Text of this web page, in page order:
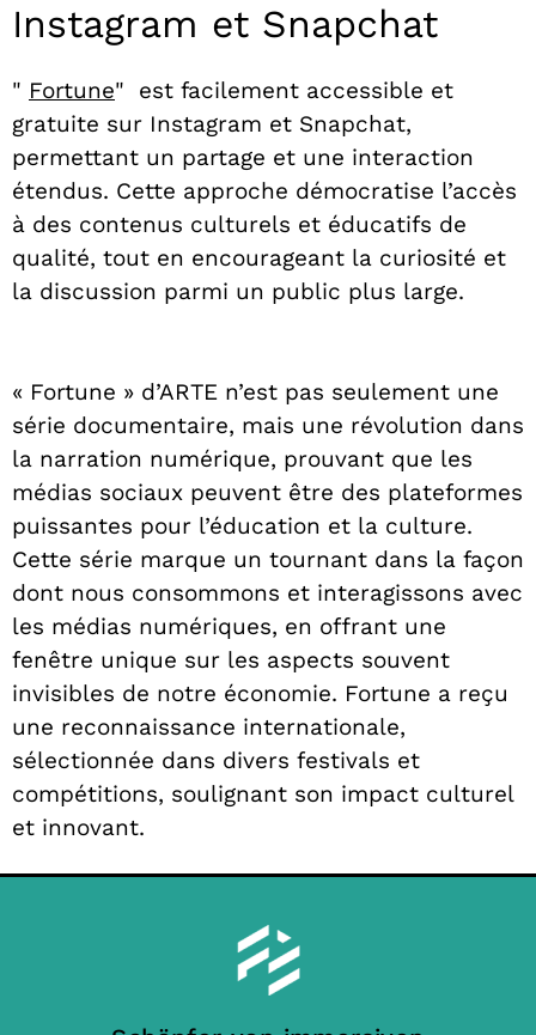
Instagram et Snapchat
" Fortune"
est facilement accessible et
gratuite sur Instagram et Snapchat,
permettant un partage et une interaction
étendus. Cette approche démocratise l’accès
à des contenus culturels et éducatifs de
qualité, tout en encourageant la curiosité et
la discussion parmi un public plus large.
« Fortune » d’ARTE n’est pas seulement une
série documentaire, mais une révolution dans
la narration numérique, prouvant que les
médias sociaux peuvent être des plateformes
puissantes pour l’éducation et la culture.
Cette série marque un tournant dans la façon
dont nous consommons et interagissons avec
les médias numériques, en offrant une
fenêtre unique sur les aspects souvent
invisibles de notre économie. Fortune a reçu
une reconnaissance internationale,
sélectionnée dans divers festivals et
compétitions, soulignant son impact culturel
et innovant.